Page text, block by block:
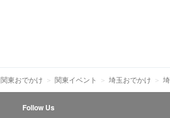
関東おでかけ 関東イベント 埼玉おでかけ
Follow Us